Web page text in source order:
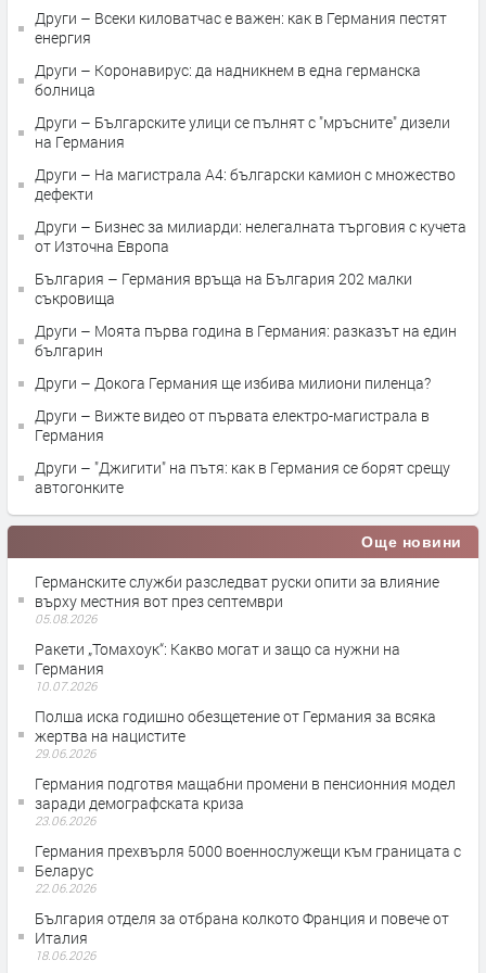
Други – Всеки киловатчас е важен: как в Германия пестят
енергия
Други – Коронавирус: да надникнем в една германска
болница
Други – Българските улици се пълнят с "мръсните" дизели
на Германия
Други – На магистрала А4: български камион с множество
дефекти
Други – Бизнес за милиарди: нелегалната търговия с кучета
от Източна Европа
България – Германия връща на България 202 малки
съкровища
Други – Моята първа година в Германия: разказът на един
българин
Други – Докога Германия ще избива милиони пиленца?
Други – Вижте видео от първата електро-магистрала в
Германия
Други – "Джигити" на пътя: как в Германия се борят срещу
автогонките
Още новини
Германските служби разследват руски опити за влияние
върху местния вот през септември
05.08.2026
Ракети „Томахоук“: Какво могат и защо са нужни на
Германия
10.07.2026
Полша иска годишно обезщетение от Германия за всяка
жертва на нацистите
29.06.2026
Германия подготвя мащабни промени в пенсионния модел
заради демографската криза
23.06.2026
Германия прехвърля 5000 военнослужещи към границата с
Беларус
22.06.2026
България отделя за отбрана колкото Франция и повече от
Италия
18.06.2026